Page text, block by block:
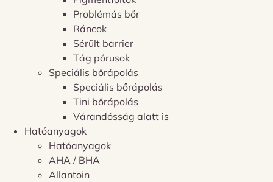
Problémás bőr
Ráncok
Sérült barrier
Tág pórusok
Speciális bőrápolás
Speciális bőrápolás
Tini bőrápolás
Várandósság alatt is
Hatóanyagok
Hatóanyagok
AHA / BHA
Allantoin